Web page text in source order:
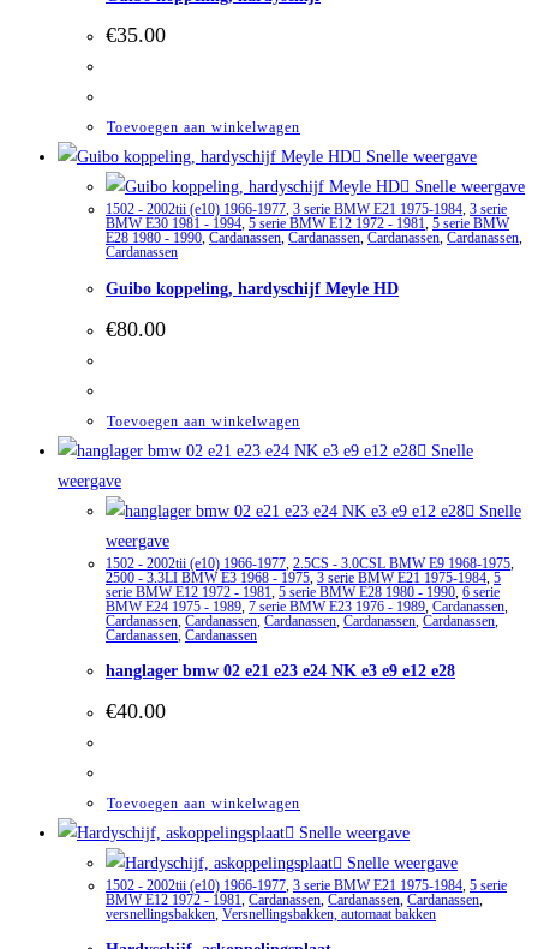
€35.00
Toevoegen aan winkelwagen
Snelle weergave
Snelle weergave
1502 - 2002tii (e10) 1966-1977, 3 serie BMW E21 1975-1984, 3 serie
BMW E30 1981 - 1994, 5 serie BMW E12 1972 - 1981, 5 serie BMW
E28 1980 - 1990, Cardanassen, Cardanassen, Cardanassen, Cardanassen,
Cardanassen
Guibo koppeling, hardyschijf Meyle HD
€80.00
Toevoegen aan winkelwagen
Snelle
weergave
Snelle
weergave
1502 - 2002tii (e10) 1966-1977 2.5CS - 3.0CSL BMW E9 1968-1975
2500 - 3.3LI BMW E3 1968 - 1975 3 serie BMW E21 1975-1984 5
serie BMW E12 1972 - 1981 5 serie BMW E28 1980 - 1990 6 serie
BMW E24 1975 - 1989 7 serie BMW E23 1976 - 1989 Cardanassen
Cardanassen Cardanassen Cardanassen Cardanassen Cardanassen
Cardanassen Cardanassen
hanglager bmw 02 e21 e23 e24 NK e3 e9 e12 e28
€40.00
Toevoegen aan winkelwagen
Snelle weergave
Snelle weergave
1502 - 2002tii (e10) 1966-1977 3 serie BMW E21 1975-1984 5 serie
BMW E12 1972 - 1981 Cardanassen Cardanassen Cardanassen
versnellingsbakken Versnellingsbakken, automaat bakken